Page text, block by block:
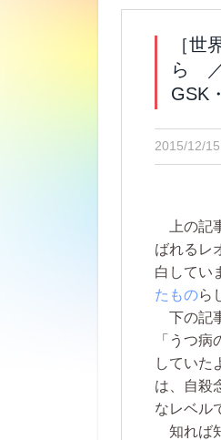
［世
ら
GSK
2015/12/
上の記
ばれるレ
白してい
たものら
下の記
「うつ
していた
は、自殺
なレベル
知れば